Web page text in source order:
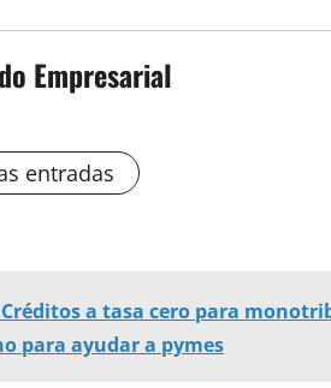
Empresarial
entradas
a tasa cero para
para ayudar a pymes